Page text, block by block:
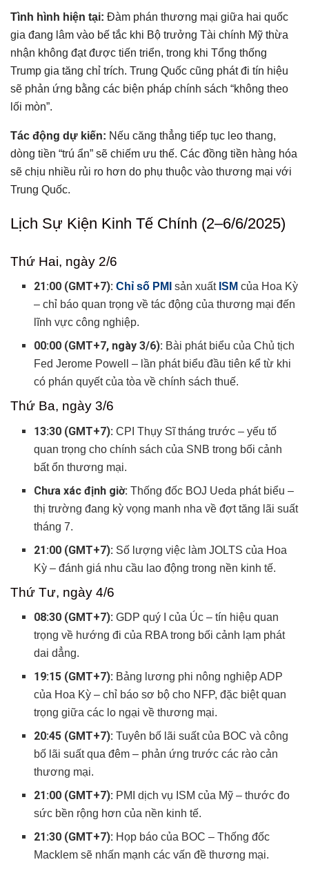
Tình hình hiện tại: Đàm phán thương mại giữa hai quốc
gia đang lâm vào bế tắc khi Bộ trưởng Tài chính Mỹ thừa
nhận không đạt được tiến triển, trong khi Tổng thống
Trump gia tăng chỉ trích. Trung Quốc cũng phát đi tín hiệu
sẽ phản ứng bằng các biện pháp chính sách “không theo
lối mòn”.
Tác động dự kiến: Nếu căng thẳng tiếp tục leo thang,
dòng tiền “trú ẩn” sẽ chiếm ưu thế. Các đồng tiền hàng hóa
sẽ chịu nhiều rủi ro hơn do phụ thuộc vào thương mại với
Trung Quốc.
Lịch Sự Kiện Kinh Tế Chính (2–6/6/2025)
Thứ Hai, ngày 2/6
21:00 (GMT+7): Chỉ số PMI sản xuất ISM của Hoa Kỳ
– chỉ báo quan trọng về tác động của thương mại đến
lĩnh vực công nghiệp.
00:00 (GMT+7, ngày 3/6): Bài phát biểu của Chủ tịch
Fed Jerome Powell – lần phát biểu đầu tiên kể từ khi
có phán quyết của tòa về chính sách thuế.
Thứ Ba, ngày 3/6
13:30 (GMT+7): CPI Thụy Sĩ tháng trước – yếu tố
quan trọng cho chính sách của SNB trong bối cảnh
bất ổn thương mại.
Chưa xác định giờ: Thống đốc BOJ Ueda phát biểu –
thị trường đang kỳ vọng manh nha về đợt tăng lãi suất
tháng 7.
21:00 (GMT+7): Số lượng việc làm JOLTS của Hoa
Kỳ – đánh giá nhu cầu lao động trong nền kinh tế.
Thứ Tư, ngày 4/6
08:30 (GMT+7): GDP quý I của Úc – tín hiệu quan
trọng về hướng đi của RBA trong bối cảnh lạm phát
dai dẳng.
19:15 (GMT+7): Bảng lương phi nông nghiệp ADP
của Hoa Kỳ – chỉ báo sơ bộ cho NFP, đặc biệt quan
trọng giữa các lo ngại về thương mại.
20:45 (GMT+7): Tuyên bố lãi suất của BOC và công
bố lãi suất qua đêm – phản ứng trước các rào cản
thương mại.
21:00 (GMT+7): PMI dịch vụ ISM của Mỹ – thước đo
sức bền rộng hơn của nền kinh tế.
21:30 (GMT+7): Họp báo của BOC – Thống đốc
Macklem sẽ nhấn mạnh các vấn đề thương mại.